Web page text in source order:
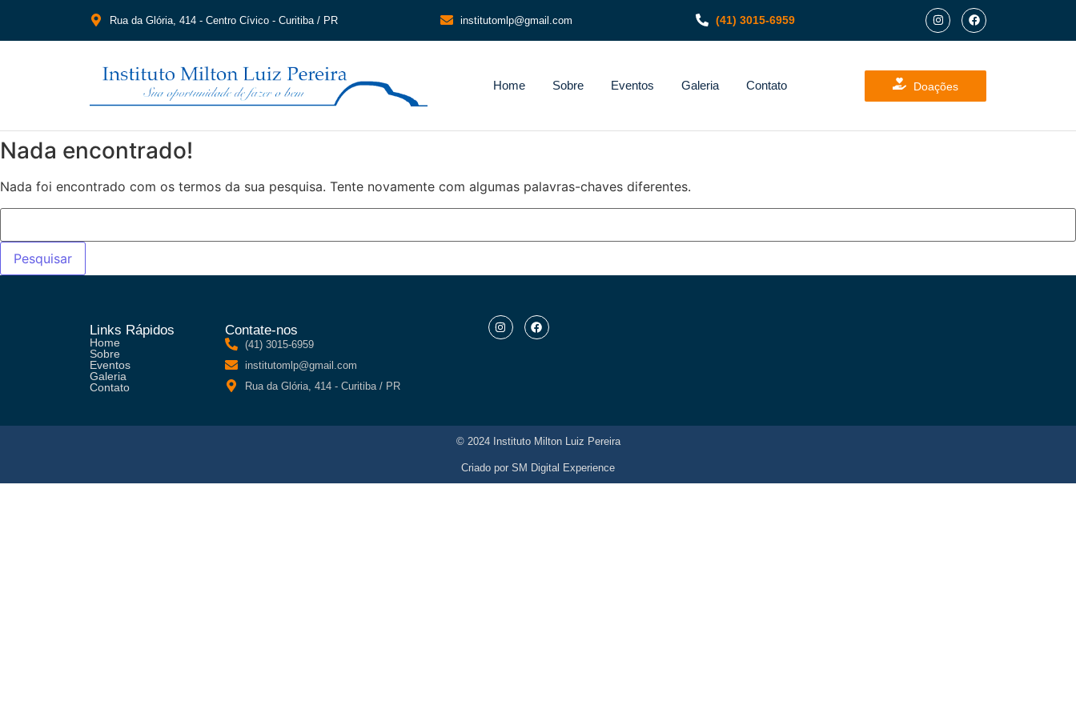
Rua da Glória, 414 - Centro Cívico - Curitiba / PR institutomlp@gmail.com (41) 3015-6959
Home Sobre Eventos Galeria Contato Doações
Nada encontrado!
Nada foi encontrado com os termos da sua pesquisa. Tente novamente com algumas palavras-chaves diferentes.
Links Rápidos
Home
Sobre
Eventos
Galeria
Contato
Contate-nos
(41) 3015-6959
institutomlp@gmail.com
Rua da Glória, 414 - Curitiba / PR
© 2024 Instituto Milton Luiz Pereira
Criado por SM Digital Experience